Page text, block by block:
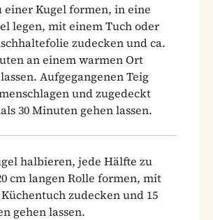
einer Kugel formen, in eine
legen, mit einem Tuch oder
zudecken und ca.
an einem warmen Ort
Aufgegangenen Teig
und zugedeckt
30 Minuten gehen lassen.
halbieren, jede Hälfte zu
cm langen Rolle formen, mit
zudecken und 15
gehen lassen.